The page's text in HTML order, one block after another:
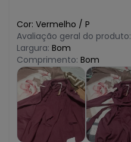
Cor: Vermelho / P
Avaliação geral do produto:
Largura: Bom
Comprimento: Bom